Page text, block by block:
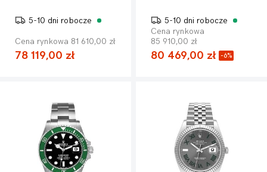
5-10 dni robocze
Cena rynkowa 81 610,00 zł
78 119,00 zł
5-10 dni robocze
Cena rynkowa
85 910,00 zł
80 469,00 zł -6%